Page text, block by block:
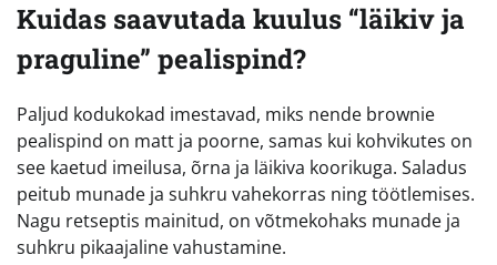
Kuidas saavutada kuulus “läikiv ja
praguline” pealispind?
Paljud kodukokad imestavad, miks nende brownie
pealispind on matt ja poorne, samas kui kohvikutes on
see kaetud imeilusa, õrna ja läikiva koorikuga. Saladus
peitub munade ja suhkru vahekorras ning töötlemises.
Nagu retseptis mainitud, on võtmekohaks munade ja
suhkru pikaajaline vahustamine.